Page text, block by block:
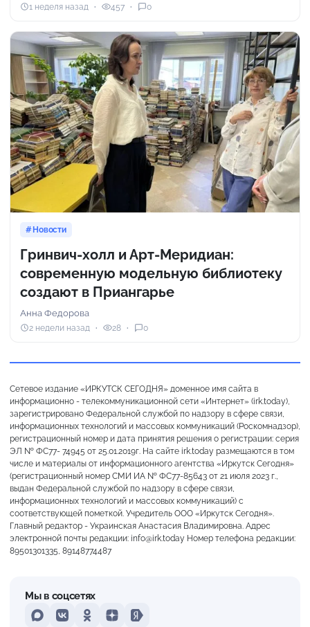
1 неделя назад 457 0
Новости
Гринвич-холл и Арт-Меридиан:
современную модельную библиотеку
создают в Приангарье
Анна Федорова
2 недели назад 28 0
Сетевое издание «ИРКУТСК СЕГОДНЯ» доменное имя сайта в
информационно - телекоммуникационной сети «Интернет» (irk.today),
зарегистрировано Федеральной службой по надзору в сфере связи,
информационных технологий и массовых коммуникаций (Роскомнадзор),
регистрационный номер и дата принятия решения о регистрации: серия
ЭЛ № ФС77- 74945 от 25.01.2019г. На сайте irk.today размещаются в том
числе и материалы от информационного агентства «Иркутск Сегодня»
(регистрационный номер СМИ ИА № ФС77-85643 от 21 июля 2023 г.,
выдан Федеральной службой по надзору в сфере связи,
информационных технологий и массовых коммуникаций) с
соответствующей пометкой. Учредитель ООО «Иркутск Сегодня».
Главный редактор - Украинская Анастасия Владимировна. Адрес
электронной почты редакции: info@irk.today Номер телефона редакции:
89501301335, 89148774487
Мы в соцсетях
MAXVKontakteOdnoklassniki
DzenYandex